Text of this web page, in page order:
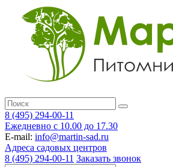
8 (495) 294-00-11
Ежедневно с 10.00 до 17.30
E-mail: info@martin-sad.ru
Адреса садовых центров
8 (495) 294-00-11 Заказать звонок